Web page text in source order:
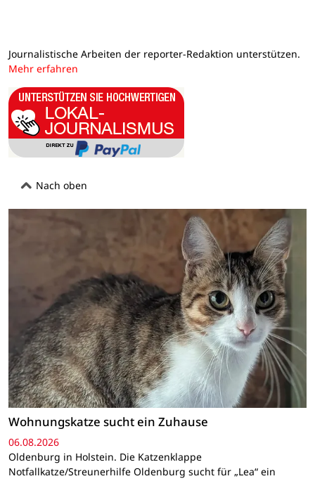
Journalistische Arbeiten der reporter-Redaktion unterstützen.
Mehr erfahren
Nach oben
Wohnungskatze sucht ein Zuhause
06.08.2026
Oldenburg in Holstein. Die Katzenklappe
Notfallkatze/Streunerhilfe Oldenburg sucht für „Lea“ ein